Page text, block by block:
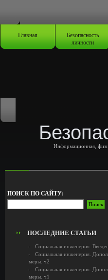
Главная Безопасность
личности
Информационная,
ПОИСК ПО САЙТУ:
ПОСЛЕДНИЕ СТАТЬИ
Социальная инженерия.
Социальная инженерия.
меры. ч2
Социальная инженерия.
меры. ч1